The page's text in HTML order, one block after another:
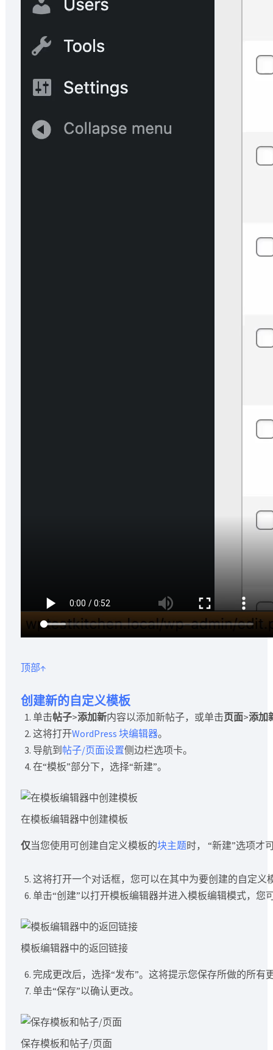
顶部↑
创建新的自定义模板
单击帖子>添加新内容以添加新帖子，或单击页面>添加
这将打开WordPress 块编辑器。
导航到帖子/页面设置侧边栏选项卡。
在“模板”部分下，选择“新建”。
在模板编辑器中创建模板
仅当您使用可创建自定义模板的块主题时， “新建”选项才
这将打开一个对话框，您可以在其中为要创建的自定
单击“创建”以打开模板编辑器并进入模板编辑模式，您
模板编辑器中的返回链接
完成更改后，选择“发布”。这将提示您保存所做的所有
单击“保存”以确认更改。
保存模板和帖子/页面